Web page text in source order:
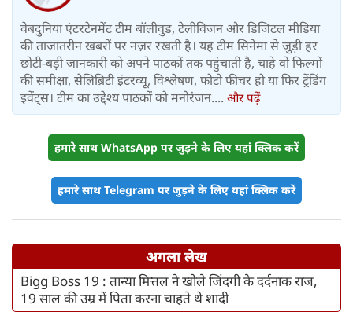
वेबदुनिया एंटरटेनमेंट टीम बॉलीवुड, टेलीविजन और डिजिटल मीडिया
की ताजातरीन खबरों पर नज़र रखती है। यह टीम सिनेमा से जुड़ी हर
छोटी-बड़ी जानकारी को अपने पाठकों तक पहुंचाती है, चाहे वो फिल्मों
की समीक्षा, सेलिब्रिटी इंटरव्यू, विश्लेषण, फोटो फीचर हो या फिर ट्रेंडिंग
इवेंट्स। टीम का उद्देश्य पाठकों को मनोरंजन.... और पढ़ें
हमारे साथ WhatsApp पर जुड़ने के लिए यहां क्लिक करें
हमारे साथ Telegram पर जुड़ने के लिए यहां क्लिक करें
अगला लेख
Bigg Boss 19 : तान्या मित्तल ने खोले जिंदगी के दर्दनाक राज,
19 साल की उम्र में पिता करना चाहते थे शादी